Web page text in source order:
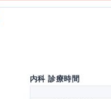
内科 診療時間